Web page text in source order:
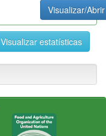
Visualizar/Abrir
Visualizar estatísticas